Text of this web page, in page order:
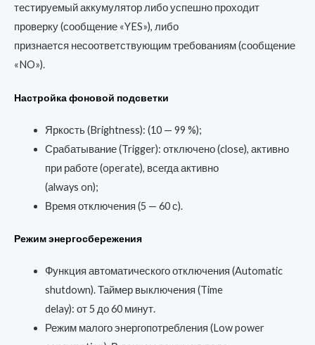
тестируемый аккумулятор либо успешно проходит
проверку (сообщение «YES»), либо
признается несоответствующим требованиям (сообщение
«NO»).
Настройка фоновой подсветки
Яркость (Brightness): (10 — 99 %);
Срабатывание (Trigger): отключено (close), активно
при работе (operate), всегда активно
(always on);
Время отключения (5 — 60 с).
Режим энергосбережения
Функция автоматического отключения (Automatic
shutdown). Таймер выключения (Time
delay): от 5 до 60 минут.
Режим малого энергопотребления (Low power